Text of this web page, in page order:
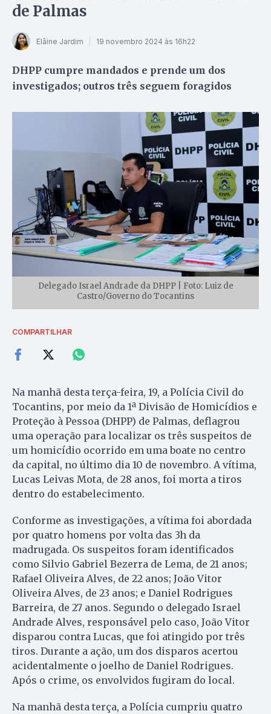
de Palmas
Elâine Jardim 19 novembro 2024 às 16h22
DHPP cumpre mandados e prende um dos
investigados; outros três seguem foragidos
Delegado Israel Andrade da DHPP | Foto: Luiz de
Castro/Governo do Tocantins
COMPARTILHAR
Na manhã desta terça-feira, 19, a Polícia Civil do
Tocantins, por meio da 1ª Divisão de Homicídios e
Proteção à Pessoa (DHPP) de Palmas, deflagrou
uma operação para localizar os três suspeitos de
um homicídio ocorrido em uma boate no centro
da capital, no último dia 10 de novembro. A vítima,
Lucas Leivas Mota, de 28 anos, foi morta a tiros
dentro do estabelecimento.
Conforme as investigações, a vítima foi abordada
por quatro homens por volta das 3h da
madrugada. Os suspeitos foram identificados
como Silvio Gabriel Bezerra de Lema, de 21 anos;
Rafael Oliveira Alves, de 22 anos; João Vitor
Oliveira Alves, de 23 anos; e Daniel Rodrigues
Barreira, de 27 anos. Segundo o delegado Israel
Andrade Alves, responsável pelo caso, João Vitor
disparou contra Lucas, que foi atingido por três
tiros. Durante a ação, um dos disparos acertou
acidentalmente o joelho de Daniel Rodrigues.
Após o crime, os envolvidos fugiram do local.
Na manhã desta terça, a Polícia cumpriu quatro